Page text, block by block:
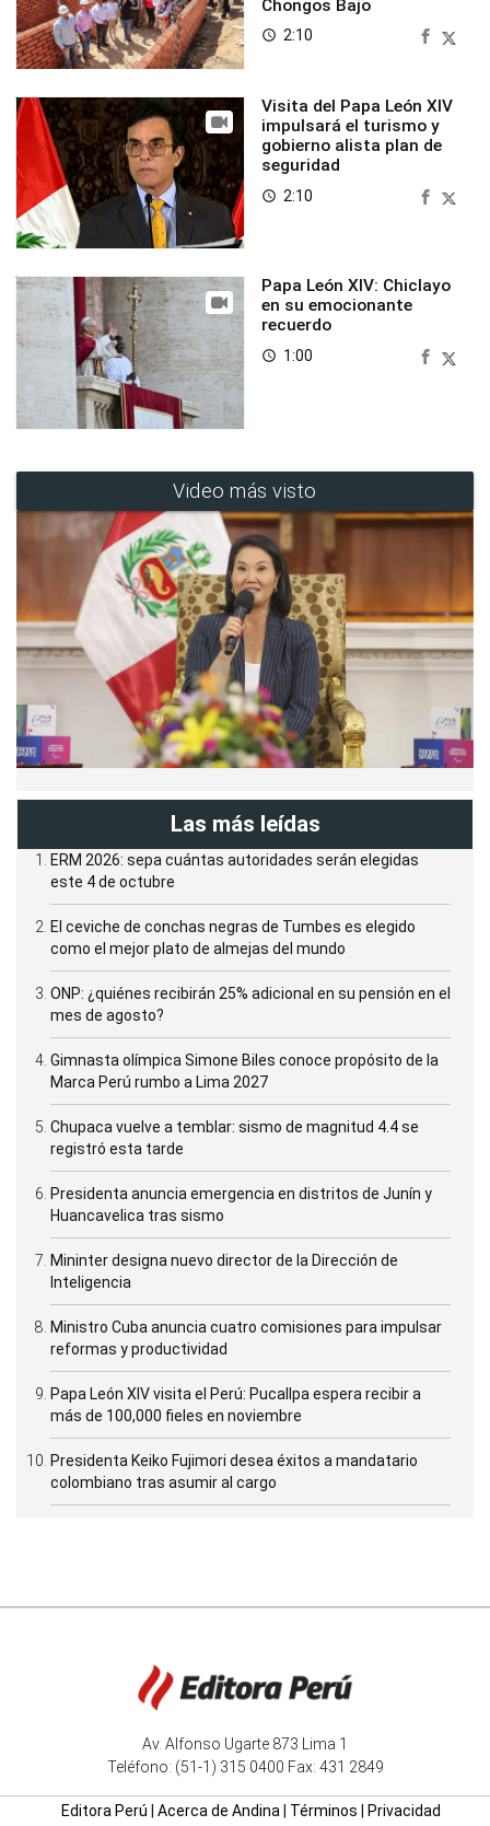
Chongos Bajo
access_time 2:10
Visita del Papa León XIV
impulsará el turismo y
gobierno alista plan de
seguridad
access_time 2:10
Papa León XIV: Chiclayo
en su emocionante
recuerdo
access_time 1:00
Video más visto
Las más leídas
ERM 2026: sepa cuántas autoridades serán elegidas
este 4 de octubre
El ceviche de conchas negras de Tumbes es elegido
como el mejor plato de almejas del mundo
ONP: ¿quiénes recibirán 25% adicional en su pensión en el
mes de agosto?
Gimnasta olímpica Simone Biles conoce propósito de la
Marca Perú rumbo a Lima 2027
Chupaca vuelve a temblar: sismo de magnitud 4.4 se
registró esta tarde
Presidenta anuncia emergencia en distritos de Junín y
Huancavelica tras sismo
Mininter designa nuevo director de la Dirección de
Inteligencia
Ministro Cuba anuncia cuatro comisiones para impulsar
reformas y productividad
Papa León XIV visita el Perú: Pucallpa espera recibir a
más de 100,000 fieles en noviembre
Presidenta Keiko Fujimori desea éxitos a mandatario
colombiano tras asumir al cargo
Av. Alfonso Ugarte 873 Lima 1
Teléfono: (51-1) 315 0400 Fax: 431 2849
Editora Perú Acerca de Andina Términos
Privacidad